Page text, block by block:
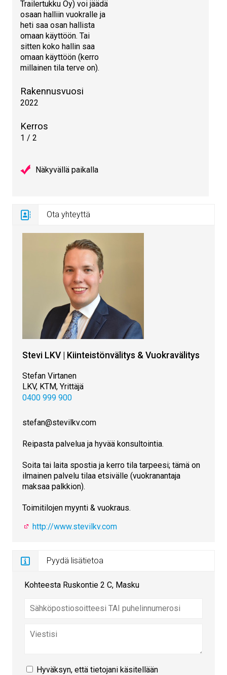
Trailertukku Oy) voi jäädä
osaan halliin vuokralle ja
heti saa osan hallista
omaan käyttöön. Tai
sitten koko hallin saa
omaan käyttöön (kerro
millainen tila terve on).
Rakennusvuosi
2022
Kerros
1 / 2
Näkyvällä paikalla
Ota yhteyttä
Stevi LKV | Kiinteistönvälitys & Vuokravälitys
Stefan Virtanen
LKV, KTM, Yrittäjä
0400 999 900
stefan@stevilkv.com
Reipasta palvelua ja hyvää konsultointia.
Soita tai laita spostia ja kerro tila tarpeesi; tämä on
ilmainen palvelu tilaa etsivälle (vuokranantaja
maksaa palkkion).
Toimitilojen myynti & vuokraus.
http://www.stevilkv.com
Pyydä lisätietoa
Kohteesta Ruskontie 2 C, Masku
Hyväksyn, että tietojani käsitellään